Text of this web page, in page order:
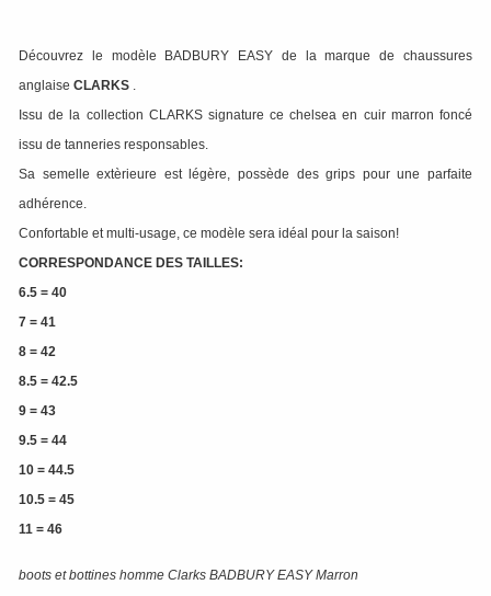
Découvrez le modèle BADBURY EASY de la marque de chaussures
anglaise CLARKS .
Issu de la collection CLARKS signature ce chelsea en cuir marron foncé
issu de tanneries responsables.
Sa semelle extèrieure est légère, possède des grips pour une parfaite
adhérence.
Confortable et multi-usage, ce modèle sera idéal pour la saison!
CORRESPONDANCE DES TAILLES:
6.5 = 40
7 = 41
8 = 42
8.5 = 42.5
9 = 43
9.5 = 44
10 = 44.5
10.5 = 45
11 = 46
boots et bottines homme Clarks BADBURY EASY Marron